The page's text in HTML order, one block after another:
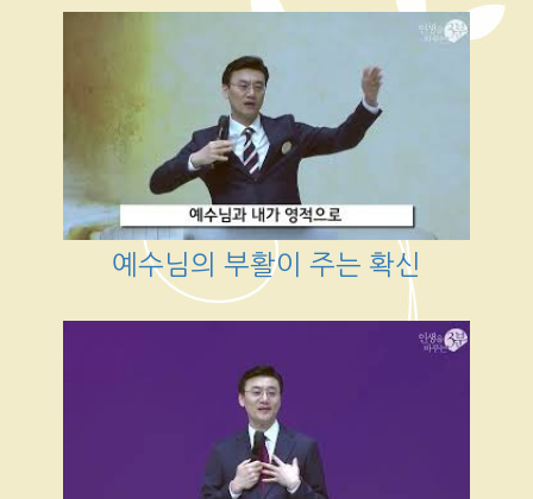
예수님의 부활이 주는 확신